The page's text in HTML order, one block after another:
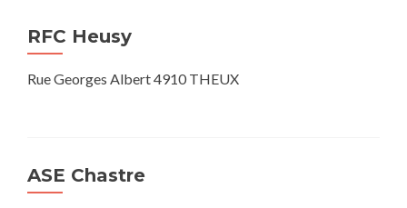
RFC Heusy
Rue Georges Albert 4910 THEUX
ASE Chastre